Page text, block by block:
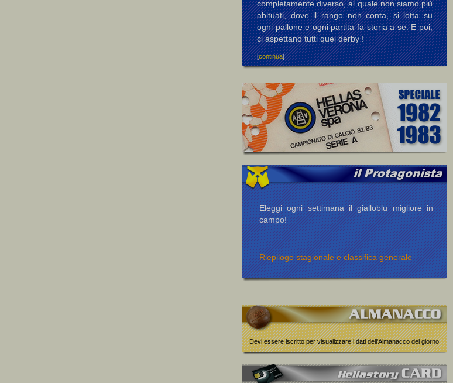
completamente diverso, al quale non siamo più
abituati, dove il rango non conta, si lotta su
ogni pallone e ogni partita fa storia a se. E poi,
ci aspettano tutti quei derby !
[continua]
Eleggi ogni settimana il gialloblu migliore in
campo!
Riepilogo stagionale e classifica generale
Devi essere iscritto per visualizzare i dati dell'Almanacco del giorno